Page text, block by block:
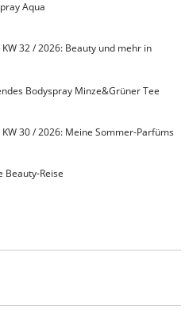
Aqua
32 / 2026: Beauty und mehr in
Bodyspray Minze&Grüner Tee
30 / 2026: Meine Sommer-Parfüms
Beauty-Reise